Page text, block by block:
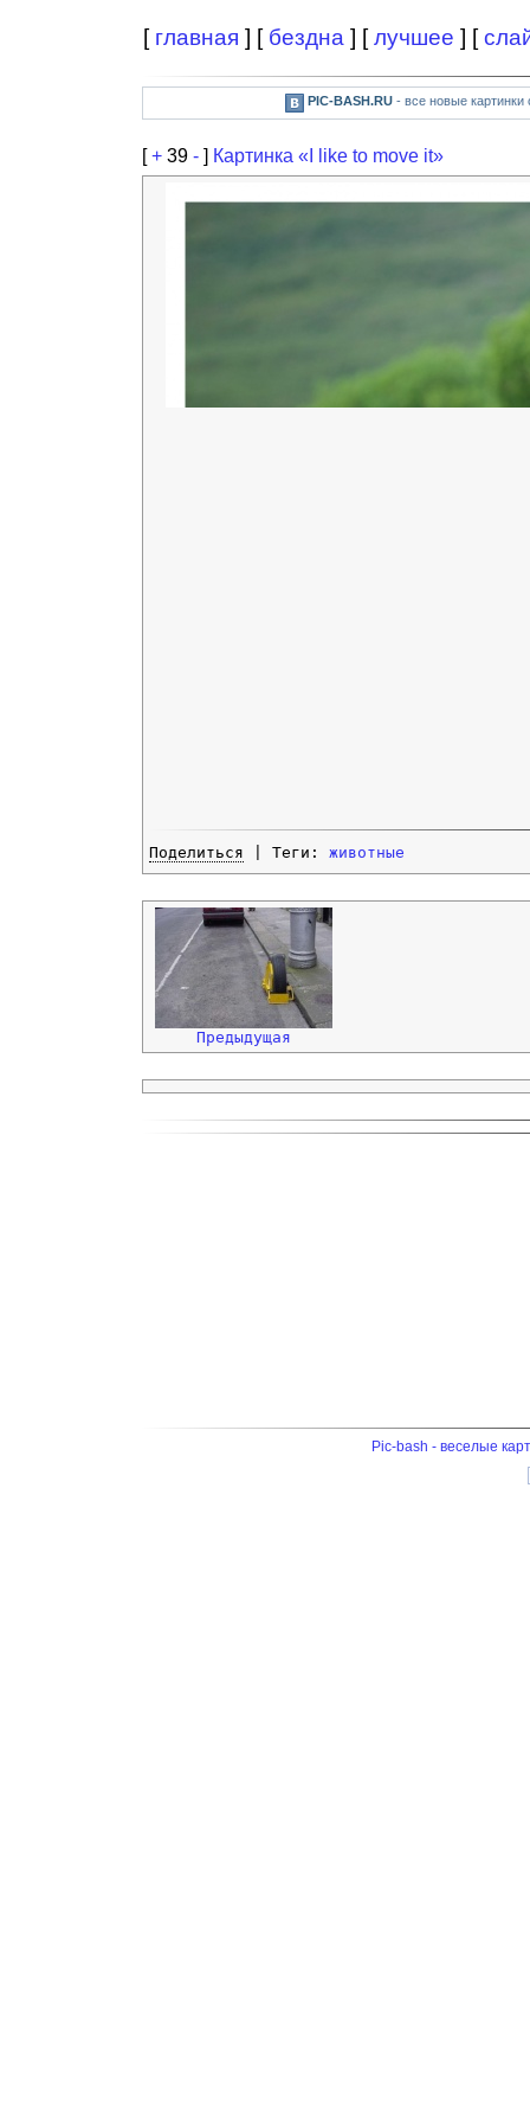
[ главная ] [ бездна ] [лучшее ] [
PIC-BASH.RU- все новые картинки
[+ 39 - ] Картинка «I like to move it»
Поделиться | Теги: животные
Предыдущая
Pic-bash - веселые